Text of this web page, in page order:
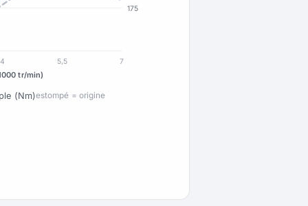
175
4 5,5 7
tr/min)
(Nm)estompé = origine